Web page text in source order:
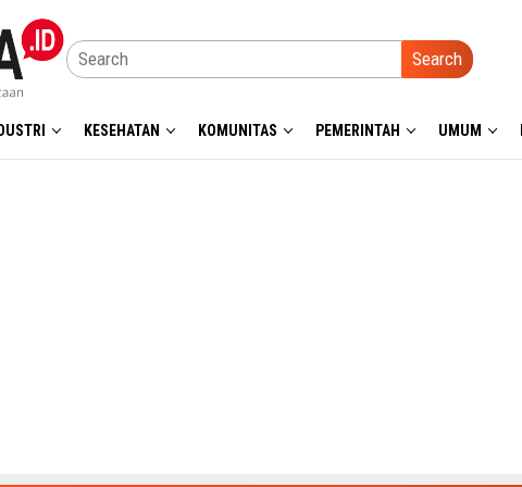
Search
KESEHATAN KOMUNITAS PEMERINTAH UMUM